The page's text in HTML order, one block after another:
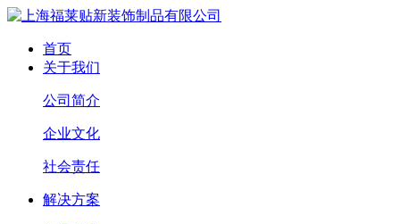
首页
关于我们
公司简介
企业文化
社会责任
解决方案